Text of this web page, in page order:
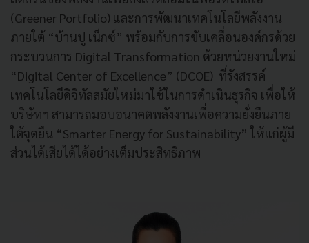
(Greener Portfolio) และการพัฒนาเทคโนโลยีพลังงาน
ภายใต้ “บ้านปู เน็กซ์” พร้อมกับการขับเคลื่อนองค์กรด้วย
กระบวนการ Digital Transformation ด้วยหน่วยงานใหม่
“Digital Center of Excellence” (DCOE) ที่รังสรรค์
เทคโนโลยีดิจิทัลสมัยใหม่มาใช้ในการดำเนินธุรกิจ เพื่อให้
บริษัทฯ สามารถมอบอนาคตพลังงานเพื่อความยั่งยืนภาย
ใต้จุดยืน “Smarter Energy for Sustainability” ให้แก่ผู้มี
ส่วนได้เสียได้ได้อย่างเต็มประสิทธิภาพ